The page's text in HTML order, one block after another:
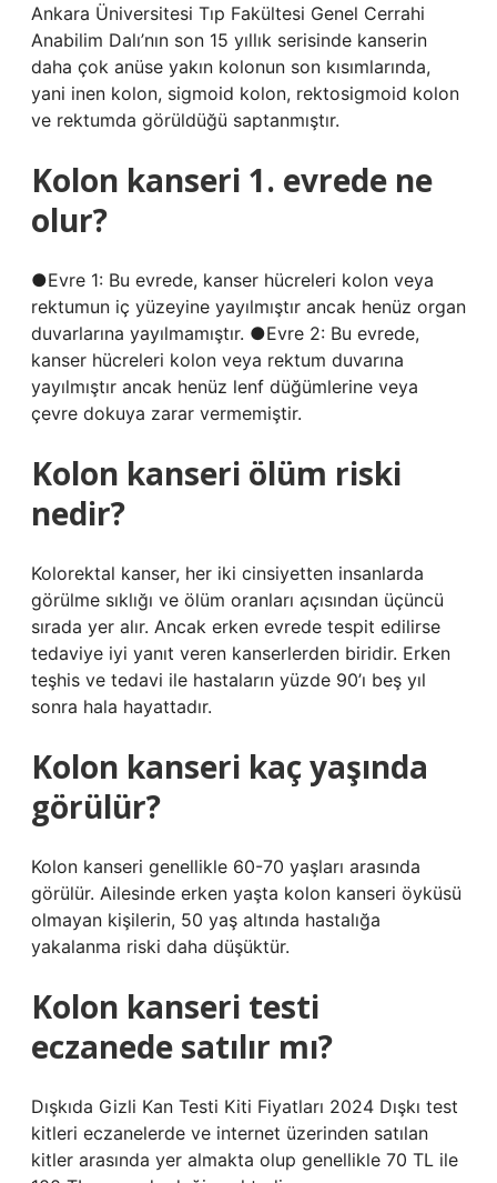
Ankara Üniversitesi Tıp Fakültesi Genel Cerrahi
Anabilim Dalı’nın son 15 yıllık serisinde kanserin
daha çok anüse yakın kolonun son kısımlarında,
yani inen kolon, sigmoid kolon, rektosigmoid kolon
ve rektumda görüldüğü saptanmıştır.
Kolon kanseri 1. evrede ne
olur?
●Evre 1: Bu evrede, kanser hücreleri kolon veya
rektumun iç yüzeyine yayılmıştır ancak henüz organ
duvarlarına yayılmamıştır. ●Evre 2: Bu evrede,
kanser hücreleri kolon veya rektum duvarına
yayılmıştır ancak henüz lenf düğümlerine veya
çevre dokuya zarar vermemiştir.
Kolon kanseri ölüm riski
nedir?
Kolorektal kanser, her iki cinsiyetten insanlarda
görülme sıklığı ve ölüm oranları açısından üçüncü
sırada yer alır. Ancak erken evrede tespit edilirse
tedaviye iyi yanıt veren kanserlerden biridir. Erken
teşhis ve tedavi ile hastaların yüzde 90’ı beş yıl
sonra hala hayattadır.
Kolon kanseri kaç yaşında
görülür?
Kolon kanseri genellikle 60-70 yaşları arasında
görülür. Ailesinde erken yaşta kolon kanseri öyküsü
olmayan kişilerin, 50 yaş altında hastalığa
yakalanma riski daha düşüktür.
Kolon kanseri testi
eczanede satılır mı?
Dışkıda Gizli Kan Testi Kiti Fiyatları 2024 Dışkı test
kitleri eczanelerde ve internet üzerinden satılan
kitler arasında yer almakta olup genellikle 70 TL ile